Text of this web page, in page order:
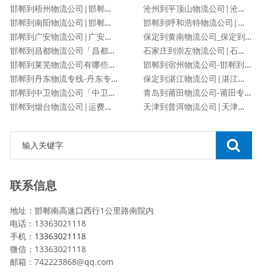
邯郸到梧州物流公司|邯郸到梧州物流专线
邯郸到南阳物流公司|邯郸到南阳货运专线
邯郸到广安物流公司|广安专线
邯郸到昌都物流公司「昌都专线」
邯郸到莱芜物流公司有哪些专线
邯郸到丹东物流专线-丹东专线
邯郸到中卫物流公司「中卫专线」
邯郸到烟台物流公司|运费查询
沧州到平顶山物流公司|沧州到平顶山物流专线
邯郸到呼和浩特物流公司|邯郸到呼和浩特物流专线
保定到黄南物流公司_保定到黄南物流专线
石家庄到崇左物流公司|石家庄到崇左物流专线
邯郸到宿州物流公司-邯郸到宿州货运专线
保定到湛江物流公司|湛江专线
青岛到莆田物流公司-莆田专线
天津到普洱物流公司|天津到普洱物流专线
联系信息
地址：邯郸南高速口西行1公里路南院内
电话：13363021118
手机： 13363021118
微信：13363021118
邮箱：742223868@qq.com